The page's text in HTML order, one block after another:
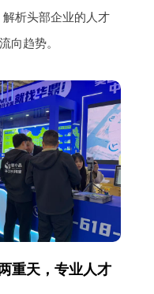
析头部企业的人才
向趋势。
重天，专业人才